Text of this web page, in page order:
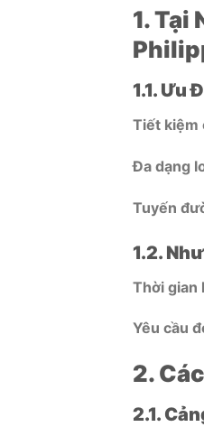
1. Tại
1.1. Ưu
Tiết kiệm
Đa dạng
Tuyến
1.2.
Thời gian
Yêu cầu
2.
2.1.